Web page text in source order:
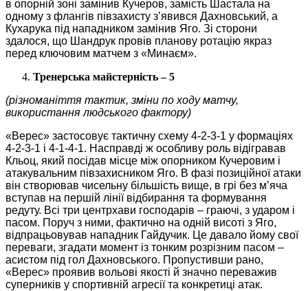
в опорній зоні замінив Кучеров, замість Шастала на
одному з флангів півзахисту з’явився Дахновський, а
Кухарука під нападником замінив Яго. Зі сторони
здалося, що Шандрук провів планову ротацію якраз
перед ключовим матчем з «Минаєм».
Тренерська майстерність – 5
(різноманіття тактик, зміни по ходу матчу,
використання людського фактору)
«Верес» застосовує тактичну схему 4-2-3-1 у формаціях
4-2-3-1 і 4-1-4-1. Насправді ж особливу роль відігравав
Кльоц, який посідав місце між опорником Кучеровим і
атакувальним півзахисником Яго. В фазі позиційної атаки
він створював чисельну більшість вище, в грі без м’яча
вступав на першій лінії відбирання та формування
редуту. Всі три центрхави господарів – граючі, з ударом і
пасом. Поруч з ними, фактично на одній висоті з Яго,
відпрацьовував нападник Гайдучик. Це давало йому свої
переваги, згадати момент із тонким розрізним пасом –
асистом під гол Дахновського. Пропустивши рано,
«Верес» проявив вольові якості й значно переважив
суперників у спортивній агресії та конкретиці атак.